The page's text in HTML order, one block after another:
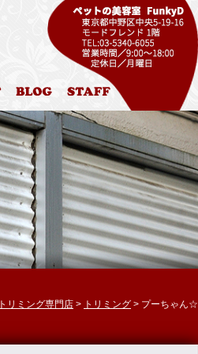
お問合わせ ブログ スタッフ紹介
リミング専門店 > トリミング > プーちゃん☆